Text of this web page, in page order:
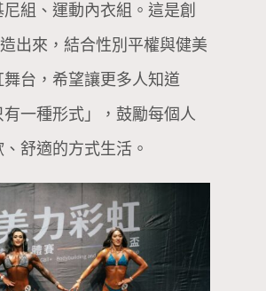
組、運動內衣組。這是創
出來，結合性別平權與健美
台，希望讓更多人知道
有一種形式」，鼓勵每個人
舒適的方式生活。